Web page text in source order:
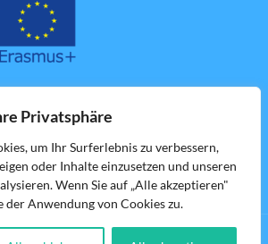
Privatsphäre
um Ihr Surferlebnis zu verbessern,
oder Inhalte einzusetzen und unseren
Wenn Sie auf „Alle akzeptieren"
der Anwendung von Cookies zu.